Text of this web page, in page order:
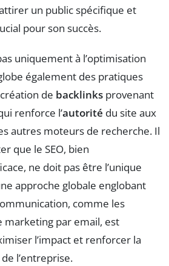
un public spécifique et
pour son succès.
uniquement à l’optimisation
également des pratiques
de backlinks provenant
renforce l’autorité du site aux
autres moteurs de recherche. Il
que le SEO, bien
ne doit pas être l’unique
approche globale englobant
comme les
marketing par email, est
l’impact et renforcer la
de l’entreprise.